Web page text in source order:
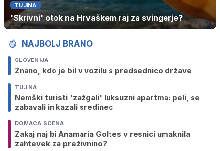
TUJINA
'Skrivni' otok na Hrvaškem raj za svingerje?
NAJBOLJ BRANO
SLOVENIJA
Znano, kdo je bil v vozilu s predsednico države
TUJINA
Nemški turisti 'zažgali' luksuzni apartma: peli, se
zabavali in kazali sredinec
DOMAČA SCENA
Zakaj naj bi Anamaria Goltes v resnici umaknila
zahtevek za preživnino?